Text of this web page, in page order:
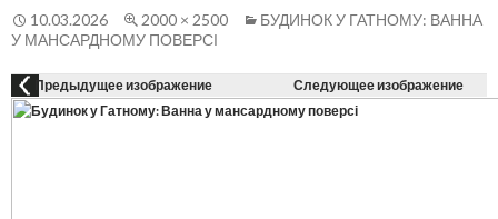
10.03.2026 2000 × 2500
БУДИНОК У ГАТНОМУ: ВАННА
У МАНСАРДНОМУ ПОВЕРСІ
Предыдущее изображение Следующее изображение